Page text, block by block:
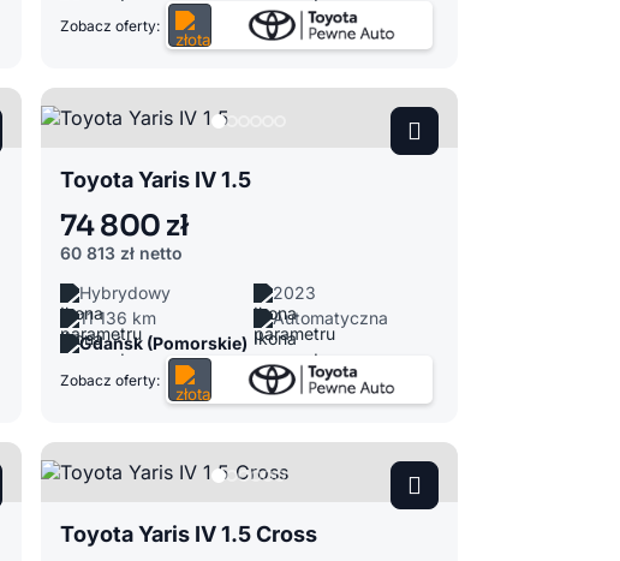
Zobacz oferty:
Toyota Yaris IV 1.5
74 800 zł
60 813 zł netto
Hybrydowy
2023
11 136 km
Automatyczna
Gdańsk (Pomorskie)
Zobacz oferty:
Toyota Yaris IV 1.5 Cross